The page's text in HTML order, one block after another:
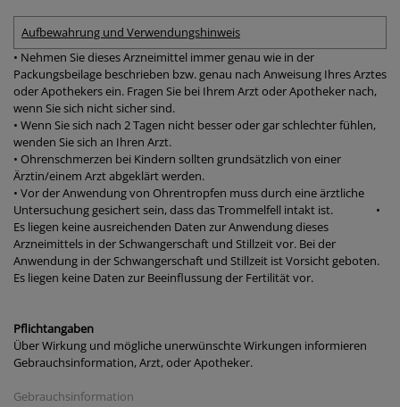
Aufbewahrung und Verwendungshinweis
• Nehmen Sie dieses Arzneimittel immer genau wie in der
Packungsbeilage beschrieben bzw. genau nach Anweisung Ihres Arztes
oder Apothekers ein. Fragen Sie bei Ihrem Arzt oder Apotheker nach,
wenn Sie sich nicht sicher sind.
• Wenn Sie sich nach 2 Tagen nicht besser oder gar schlechter fühlen,
wenden Sie sich an Ihren Arzt.
• Ohrenschmerzen bei Kindern sollten grundsätzlich von einer
Ärztin/einem Arzt abgeklärt werden.
• Vor der Anwendung von Ohrentropfen muss durch eine ärztliche
Untersuchung gesichert sein, dass das Trommelfell intakt ist. •
Es liegen keine ausreichenden Daten zur Anwendung dieses
Arzneimittels in der Schwangerschaft und Stillzeit vor. Bei der
Anwendung in der Schwangerschaft und Stillzeit ist Vorsicht geboten.
Es liegen keine Daten zur Beeinflussung der Fertilität vor.
Pflichtangaben
Über Wirkung und mögliche unerwünschte Wirkungen informieren
Gebrauchsinformation, Arzt, oder Apotheker.
Gebrauchsinformation